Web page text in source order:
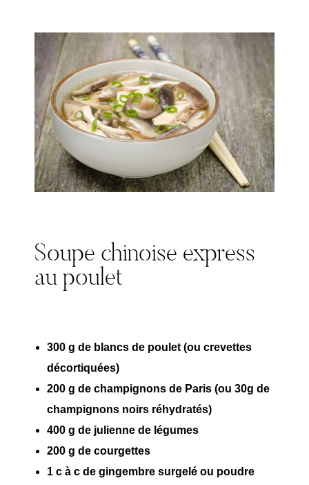
Soupe chinoise express
au poulet
300 g de blancs de poulet (ou crevettes
décortiquées)
200 g de champignons de Paris (ou 30g de
champignons noirs réhydratés)
400 g de julienne de légumes
200 g de courgettes
1 c à c de gingembre surgelé ou poudre